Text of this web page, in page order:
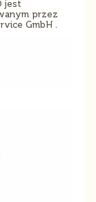
jest
przez
GmbH .